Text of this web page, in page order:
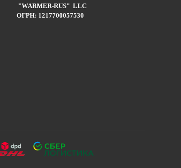
"WARMER-RUS" LLC
ОГРН: 1217700057530